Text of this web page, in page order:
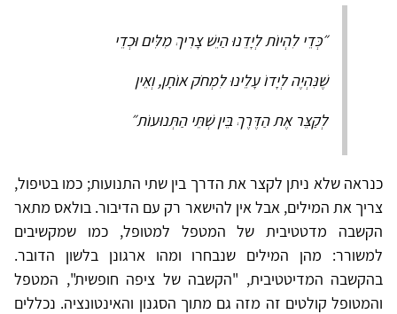
״כְּדֵי לִהְיוֹת לְיָדֵנוּ הַיֵשׁ צָרִיךְ מִלִּים וּכְדֵי
שֶׁנִּהְיֶה לְיָדוֹ עָלֵינוּ לִמְחֹק אוֹתָן, וְאֵין
לְקַצֵּר אֶת הַדֶּרֶךְ בֵּין שְׁתֵּי הַתְּנוּעוֹת״
כנראה שלא ניתן לקצר את הדרך בין שתי התנועות; כמו בטיפול,
צריך את המילים, אבל אין להישאר רק עם הדיבור. בולאס מתאר
הקשבה מדטטיבית של המטפל למטופל, כמו שמקשיבים
למשורר: מהן המילים שנבחרו ומהו ארגונן בלשון הדובר.
בהקשבה המדיטטיבית, "הקשבה של ציפה חופשית", המטפל
והמטופל קולטים זה מזה גם מתוך הסגנון והאינטונציה. נכללים